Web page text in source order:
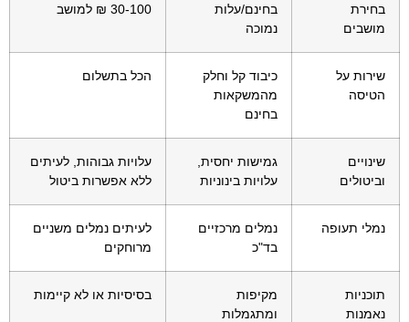
בחירת
מושבים
בחינם/עלות
נמוכה
30-100 ₪ למושב
שירות על
הטיסה
כיבוד קל וחלק
מהמשקאות
בחינם
הכל בתשלום
שינויים
וביטולים
גמישות יחסית,
עלויות בינוניות
עלויות גבוהות, לעיתים
ללא אפשרות ביטול
נמלי תעופה
נמלים מרכזיים
בד"כ
לעיתים נמלים משניים
מרוחקים
תוכניות
נאמנות
מקיפות
ומתגמלות
בסיסיות או לא קיימות